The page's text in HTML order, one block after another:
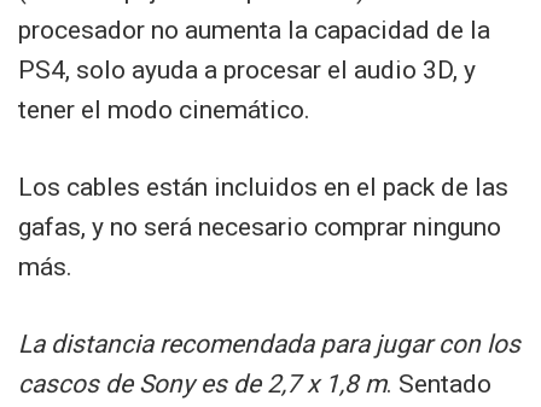
procesador no aumenta la capacidad de la
PS4, solo ayuda a procesar el audio 3D, y
tener el modo cinemático.
Los cables están incluidos en el pack de las
gafas, y no será necesario comprar ninguno
más.
La distancia recomendada para jugar con los
cascos de Sony es de 2,7 x 1,8 m. Sentado